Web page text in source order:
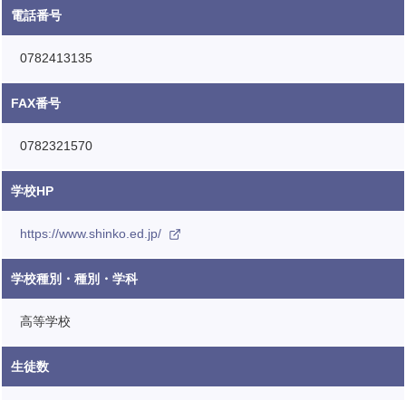
電話番号
0782413135
FAX番号
0782321570
学校HP
https://www.shinko.ed.jp/
学校種別・種別・学科
高等学校
生徒数